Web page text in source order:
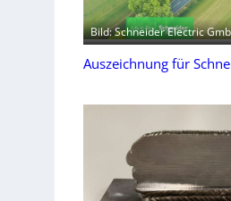
Bild: Schneider Electric
Auszeichnung für